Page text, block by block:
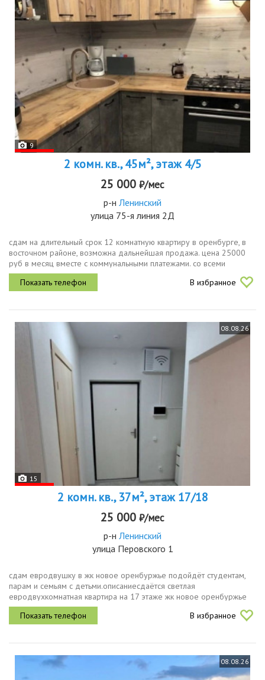
9
2 комн. кв., 45м², этаж 4/5
25 000 ₽/мес
р-н Ленинский
улица 75-я линия 2Д
сдам на длительный срок 12 комнатную квартиру в оренбурге, в
восточном районе, возможна дальнейшая продажа. цена 25000
руб в месяц вместе с коммунальными платежами. со всеми
вопросами обращайтесь в лс и по телефону
В избранное
08.08.26
15
2 комн. кв., 37м², этаж 17/18
25 000 ₽/мес
р-н Ленинский
улица Перовского 1
сдам евродвушку в жк новое оренбуржье подойдёт студентам,
парам и семьям с детьми.описаниесдаётся светлая
евродвухкомнатная квартира на 17 этаже жк новое оренбуржье
ул. перовского, 1. универсальный вариант для любых жильцов
студентам удобная...
В избранное
08.08.26